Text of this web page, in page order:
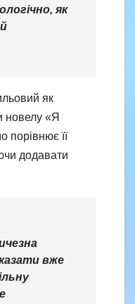
як
як
новелу «Я
порівнює її
додавати
вже